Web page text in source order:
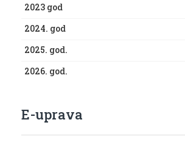
2023 god
2024. god
2025. god.
2026. god.
E-uprava